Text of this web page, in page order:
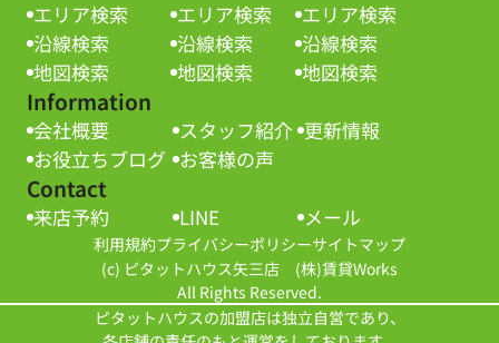
エリア検索
沿線検索
地図検索
エリア検索
沿線検索
地図検索
エリア検索
沿線検索
地図検索
Information
会社概要 スタッフ紹介 更新情報
お役立ちブログ お客様の声
Contact
来店予約 LINE メール
利用規約プライバシーポリシーサイトマップ
(c) ピタットハウス矢三店 (株)賃貸Works
All Rights Reserved.
ピタットハウスの加盟店は独立自営であり、